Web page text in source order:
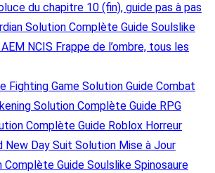
du chapitre 10 (fin), guide pas à pas
Solution Complète Guide Soulslike
NCIS Frappe de l’ombre, tous les
Fighting Game Solution Guide Combat
Solution Complète Guide RPG
Complète Guide Roblox Horreur
New Day Suit Solution Mise à Jour
Complète Guide Soulslike Spinosaure